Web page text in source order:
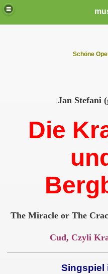
Schöne
Jan Stefani
Die
The Miracle or The
Cud, Czyli
Singspiel